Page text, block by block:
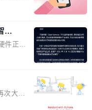
消费
显著变
转向深
明：
度宣传
出那些
都是过
有论文
问题。
ICLR 2
Hieu
是 xAI
团队
出了他
第一
是他
好能
" Hopp
能
件正从
展。作
不同类
支撑，
打开新
次大规
小时，